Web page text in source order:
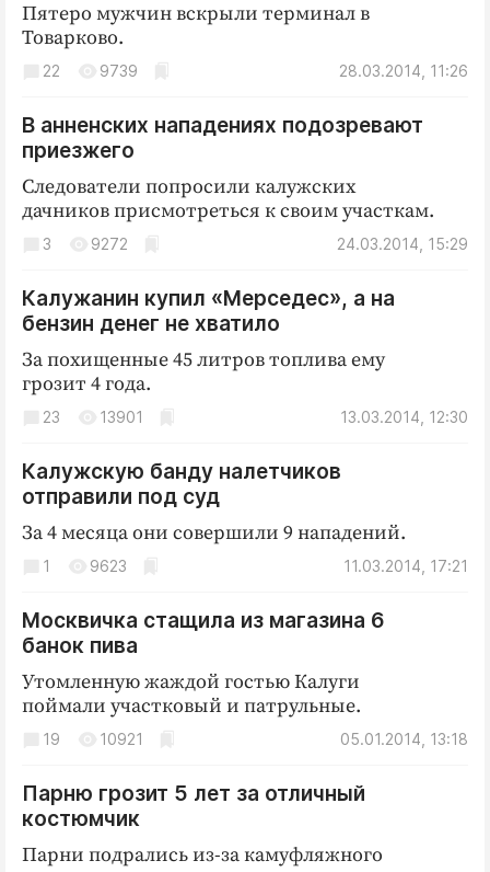
Пятеро мужчин вскрыли терминал в
Товарково.
28.03.2014, 11:26
22 9739
В анненских нападениях подозревают
приезжего
Следователи попросили калужских
дачников присмотреться к своим участкам.
24.03.2014, 15:29
3 9272
Калужанин купил «Мерседес», а на
бензин денег не хватило
За похищенные 45 литров топлива ему
грозит 4 года.
13.03.2014, 12:30
23 13901
Калужскую банду налетчиков
отправили под суд
За 4 месяца они совершили 9 нападений.
11.03.2014, 17:21
1 9623
Москвичка стащила из магазина 6
банок пива
Утомленную жаждой гостью Калуги
поймали участковый и патрульные.
05.01.2014, 13:18
19 10921
Парню грозит 5 лет за отличный
костюмчик
Парни подрались из-за камуфляжного